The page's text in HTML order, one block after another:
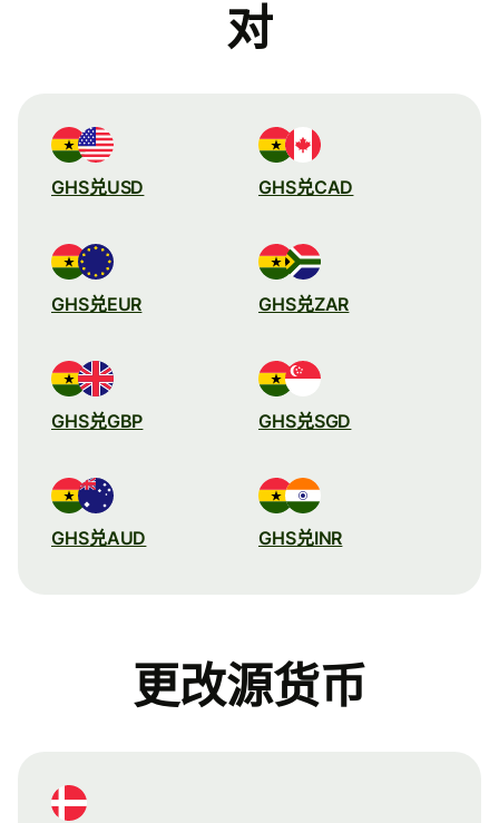
对
GHS兑USD GHS兑CAD
GHS兑EUR GHS兑ZAR
GHS兑GBP GHS兑SGD
GHS兑AUD GHS兑INR
更改源货币